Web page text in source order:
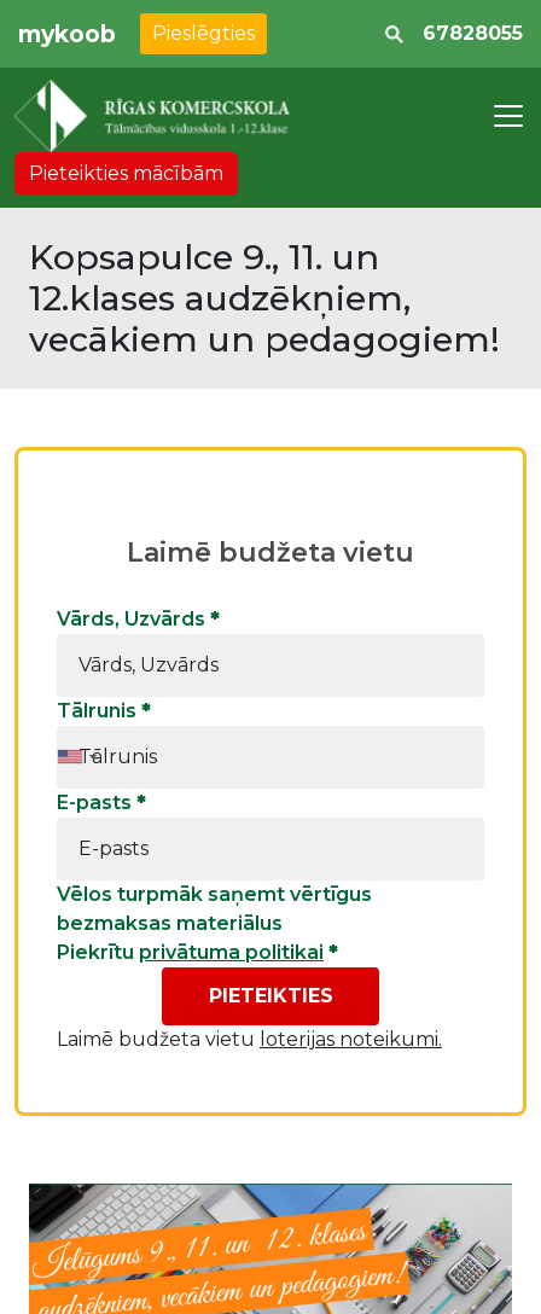
mykoob Pieslēgties 67828055
Pieteikties mācībām
Kopsapulce 9., 11. un
12.klases audzēkņiem,
vecākiem un pedagogiem!
Laimē budžeta vietu
Vārds, Uzvārds *
Tālrunis *
E-pasts *
Vēlos turpmāk saņemt vērtīgus
bezmaksas materiālus
Piekrītu privātuma politikai *
PIETEIKTIES
Laimē budžeta vietu loterijas noteikumi.